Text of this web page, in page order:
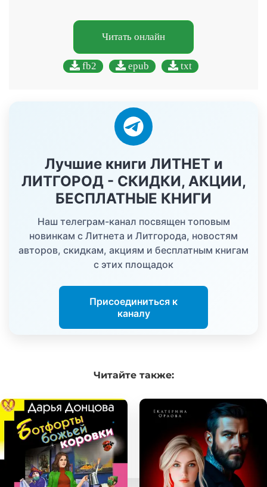
Читать онлайн
fb2 epub txt
Лучшие книги ЛИТНЕТ и
ЛИТГОРОД - СКИДКИ, АКЦИИ,
БЕСПЛАТНЫЕ КНИГИ
Наш телеграм-канал посвящен топовым
новинкам с Литнета и Литгорода, новостям
авторов, скидкам, акциям и бесплатным книгам
с этих площадок
Присоединиться к
каналу
Читайтетакже: